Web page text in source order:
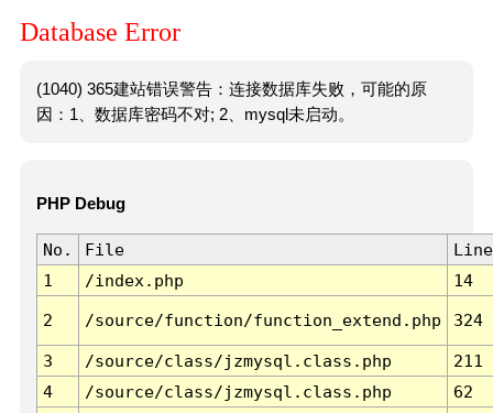
Database Error
(1040) 365建站错误警告：连接数据库失败，可能的原
因：1、数据库密码不对; 2、mysql未启动。
PHP Debug
No. File
Line
1
/index.php 14
2 /source/function/function_extend.php 324
3 /source/class/jzmysql.class.php
211
4
/source/class/jzmysql.class.php
62